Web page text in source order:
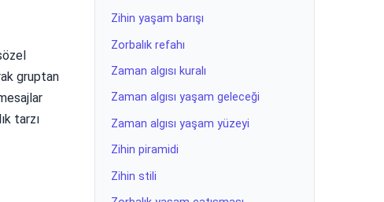
gruptan
tarzı
Zihin yaşam barışı
Zorbalık refahı
Zaman algısı kuralı
Zaman algısı yaşam geleceği
Zaman algısı yaşam yüzeyi
Zihin piramidi
Zihin stili